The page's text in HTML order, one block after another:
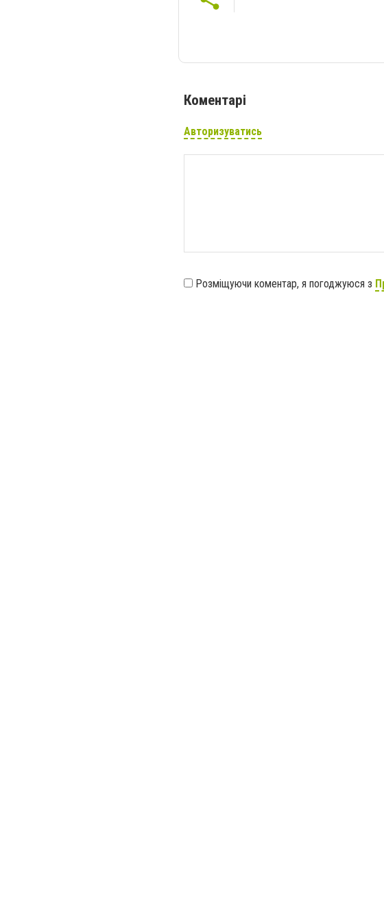
Коментарі
Авторизуватись
Розміщуючи коментар, я погоджуюся з